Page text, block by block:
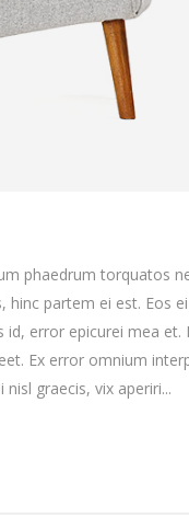
phaedrum torquatos
partem ei est. Eos
error epicurei mea
Ex error omnium
graecis, vix aperiri...